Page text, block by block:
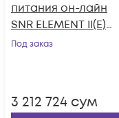
питания он-лайн
SNR ELEMENT II(E)
1000ВА/900Вт, 1ф:1ф
Под заказ
3 212 724 сум